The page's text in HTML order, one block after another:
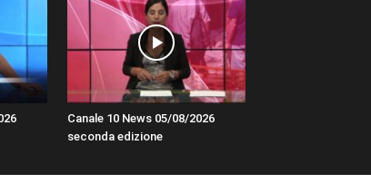
Canale 10 News 05/08/2026
seconda edizione